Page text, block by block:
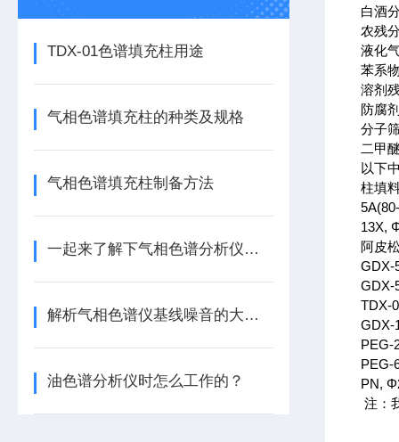
TDX-01色谱填充柱用途
气相色谱填充柱的种类及规格
气相色谱填充柱制备方法
一起来了解下气相色谱分析仪的五大基本结构
解析气相色谱仪基线噪音的大小和计算方法
油色谱分析仪时怎么工作的？
白酒
农残
液化
苯系
溶剂
防腐
分子
二甲
以下
柱填
13X,
阿皮
GDX-
GDX-
TDX-
GDX-
PEG-
PEG-
PN,
注：